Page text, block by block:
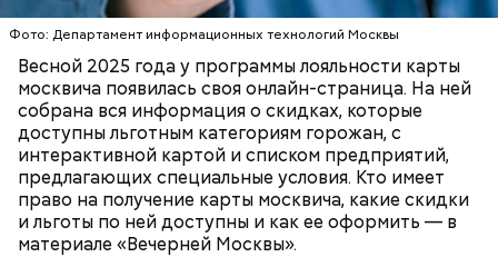
Фото: Департамент информационных технологий Москвы
Весной 2025 года у программы лояльности карты
москвича появилась своя онлайн-страница. На ней
собрана вся информация о скидках, которые
доступны льготным категориям горожан, с
интерактивной картой и списком предприятий,
предлагающих специальные условия. Кто имеет
право на получение карты москвича, какие скидки
и льготы по ней доступны и как ее оформить — в
материале «Вечерней Москвы».
В настоящее время велоинфраструктура «Зеленого
кольца» реализована в пяти округах города,
подчеркнули в ЦОДД: